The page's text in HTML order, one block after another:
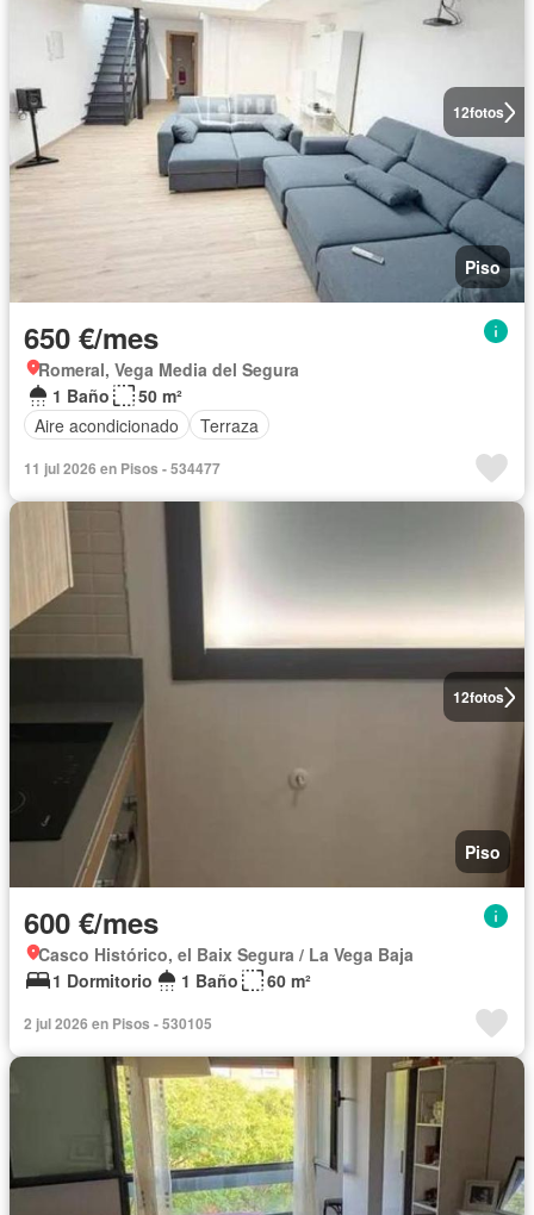
12fotos
Piso
650 €/mes
Romeral, Vega Media del Segura
1 Baño
50 m²
Aire acondicionado
Terraza
11 jul 2026 en Pisos - 534477
12fotos
Piso
600 €/mes
Casco Histórico, el Baix Segura / La Vega Baja
1 Dormitorio
1 Baño 60 m²
2 jul 2026 en Pisos - 530105